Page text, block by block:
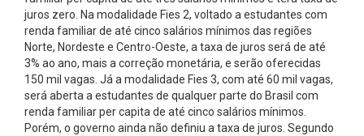
juros zero. Na modalidade Fies 2, voltado a estudantes com
renda familiar de até cinco salários mínimos das regiões
Norte, Nordeste e Centro-Oeste, a taxa de juros será de até
3% ao ano, mais a correção monetária, e serão oferecidas
150 mil vagas. Já a modalidade Fies 3, com até 60 mil vagas,
será aberta a estudantes de qualquer parte do Brasil com
renda familiar per capita de até cinco salários mínimos.
Porém, o governo ainda não definiu a taxa de juros. Segundo